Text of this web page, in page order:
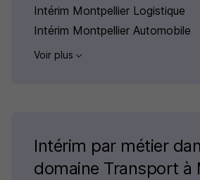
Intérim Montpellier Logistique
Intérim Montpellier Automobile
Voir plus
Intérim par métier
domaine Transport à